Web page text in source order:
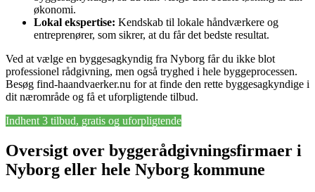
økonomi.
Lokal ekspertise: Kendskab til lokale håndværkere og
entreprenører, som sikrer, at du får det bedste resultat.
Ved at vælge en byggesagkyndig fra Nyborg får du ikke blot
professionel rådgivning, men også tryghed i hele byggeprocessen.
Besøg find-haandvaerker.nu for at finde den rette byggesagkyndige i
dit nærområde og få et uforpligtende tilbud.
Indhent 3 tilbud, gratis og uforpligtende
Oversigt over byggerådgivningsfirmaer i
Nyborg eller hele Nyborg kommune